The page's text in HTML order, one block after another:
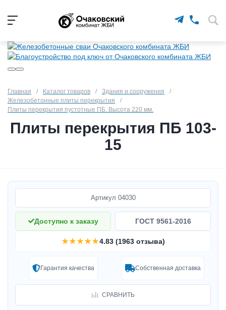
Главная / Каталог товаров / Здания и сооружения
/
Железобетонные плиты перекрытия
/
Плиты перекрытия пустотные ПБ. Высота 220 мм.
Плиты перекрытия ПБ 103-
15
Артикул 04030
Доступно к заказу ГОСТ 9561-2016
★★★★★4.83 (1963 отзыва)
Гарантия качества Собственная доставка
СРАВНИТЬ